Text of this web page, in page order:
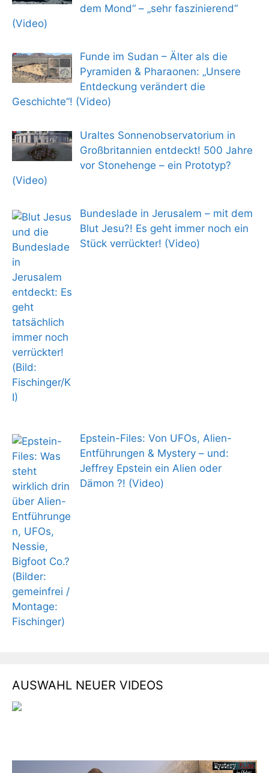
dem Mond“ – „sehr faszinierend“
(Video)
Funde im Sudan – Älter als die
Pyramiden & Pharaonen: „Unsere
Entdeckung verändert die
Geschichte“! (Video)
Uraltes Sonnenobservatorium in
Großbritannien entdeckt! 500 Jahre
vor Stonehenge – ein Prototyp?
(Video)
Bundeslade in Jerusalem – mit dem
Blut Jesu?! Es geht immer noch ein
Stück verrückter! (Video)
Epstein-Files: Von UFOs, Alien-
Entführungen & Mystery – und:
Jeffrey Epstein ein Alien oder
Dämon ?! (Video)
AUSWAHL NEUER VIDEOS